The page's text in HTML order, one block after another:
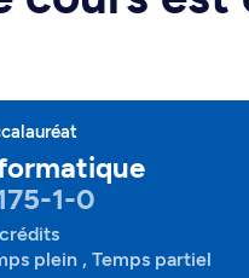
1-0
plein , Temps partiel